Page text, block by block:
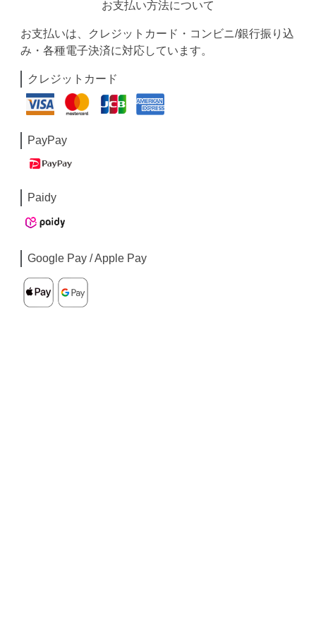
お支払い方法について
お支払いは、クレジットカード・コンビニ/銀行振り込
み・各種電子決済に対応しています。
クレジットカード
PayPay
Paidy
Google Pay / Apple Pay